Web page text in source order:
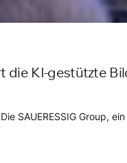
die KI-gestützte
SAUERESSIG Group,